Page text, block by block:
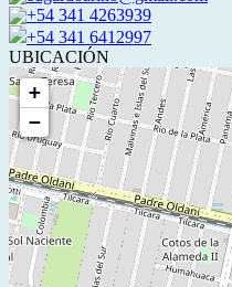
+54 341 4263939
+54 341 6412997
UBICACIÓN
+
−